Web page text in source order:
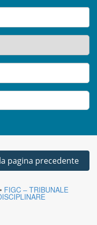
pagina precedente
• FIGC – TRIBUNALE